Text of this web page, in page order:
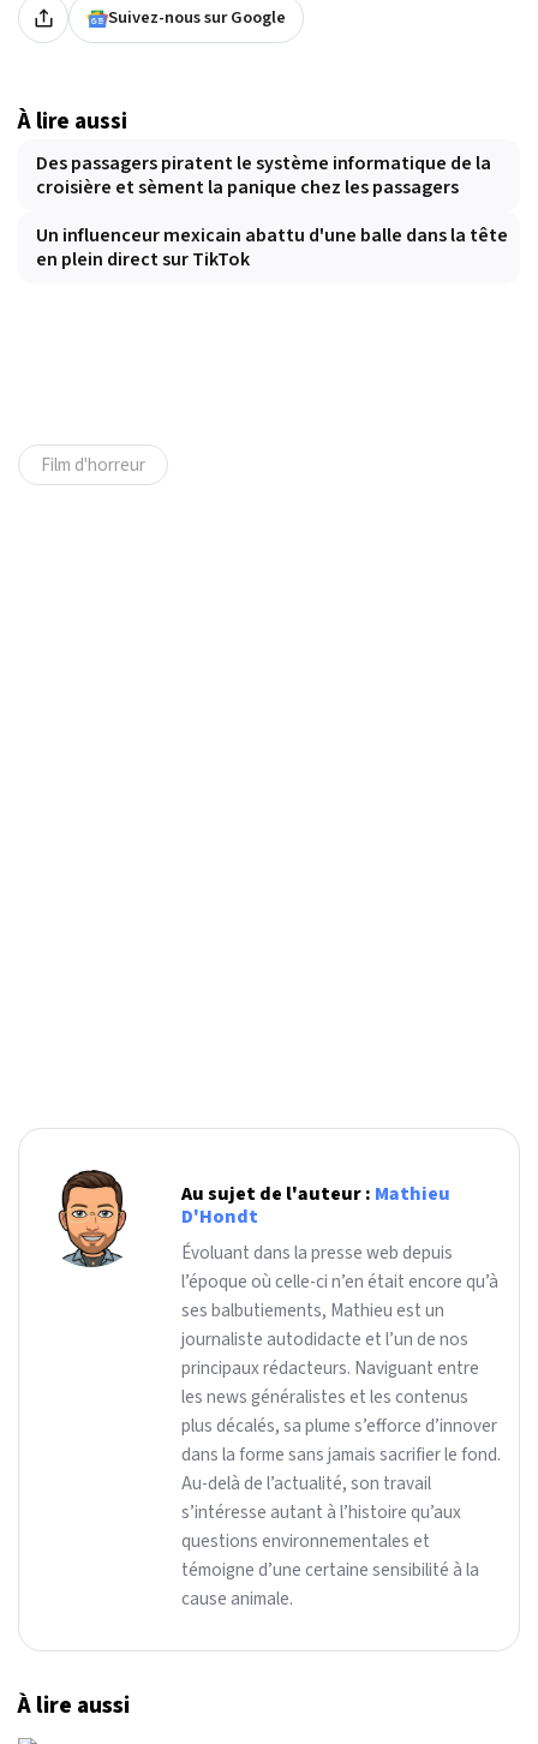
Suivez-nous sur Google
À lire aussi
Des passagers piratent le système informatique de la
croisière et sèment la panique chez les passagers
Un influenceur mexicain abattu d'une balle dans la tête
en plein direct sur TikTok
Film d'horreur
Au sujet de l'auteur : Mathieu
D'Hondt
Évoluant dans la presse web depuis
l’époque où celle-ci n’en était encore qu’à
ses balbutiements, Mathieu est un
journaliste autodidacte et l’un de nos
principaux rédacteurs. Naviguant entre
les news généralistes et les contenus
plus décalés, sa plume s’efforce d’innover
dans la forme sans jamais sacrifier le fond.
Au-delà de l’actualité, son travail
s’intéresse autant à l’histoire qu’aux
questions environnementales et
témoigne d’une certaine sensibilité à la
cause animale.
À lire aussi